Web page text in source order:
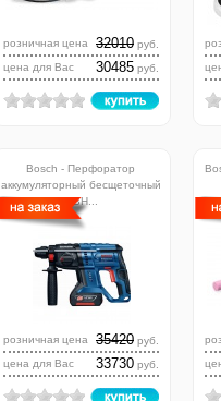
розничная цена 32010 руб.
цена для Вас
30485 руб.
Bosch - Перфоратор
аккумуляторный бесщеточный
GBH...
розничная цена 35420 руб.
цена для Вас
33730 руб.